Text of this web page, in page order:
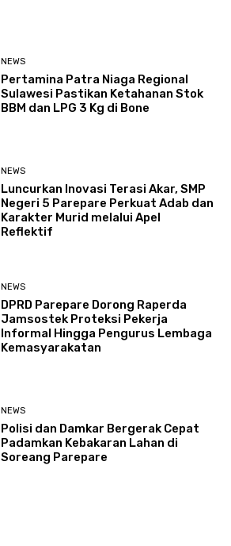
NEWS
Pertamina Patra Niaga Regional
Sulawesi Pastikan Ketahanan Stok
BBM dan LPG 3 Kg di Bone
NEWS
Luncurkan Inovasi Terasi Akar, SMP
Negeri 5 Parepare Perkuat Adab dan
Karakter Murid melalui Apel
Reflektif
NEWS
DPRD Parepare Dorong Raperda
Jamsostek Proteksi Pekerja
Informal Hingga Pengurus Lembaga
Kemasyarakatan
NEWS
Polisi dan Damkar Bergerak Cepat
Padamkan Kebakaran Lahan di
Soreang Parepare